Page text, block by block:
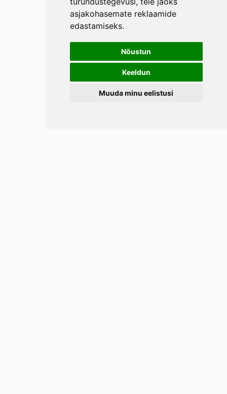
asjakohasemate reklaamide
edastamiseks.
Nõustun
Keeldun
Muuda minu eelistusi